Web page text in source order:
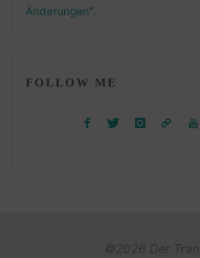
Änderungen".
FOLLOW ME
©2026 Der